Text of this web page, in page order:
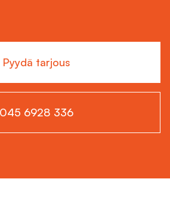
Pyydä tarjous
045 6928 336